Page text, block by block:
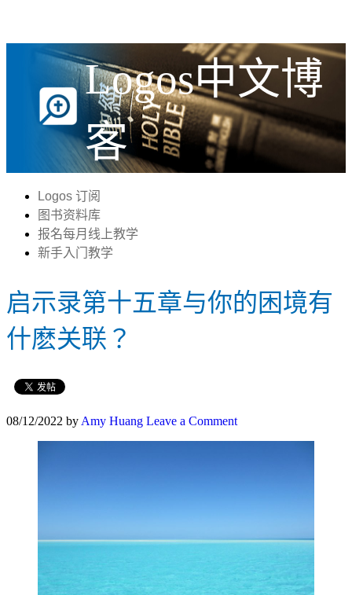
Logos中文博
客
Logos 订阅
图书资料库
报名每月线上教学
新手入门教学
启示录第十五章与你的困境有
什麽关联？
08/12/2022 by Amy Huang Leave a Comment